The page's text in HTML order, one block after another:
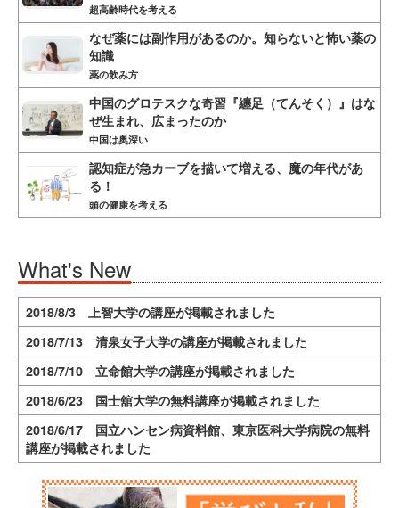
超高齢時代を考える
なぜ薬には副作用があるのか。知らないと怖い薬の
知識
薬の飲み方
中国のグロテスクな奇習『纏足（てんそく）』はな
ぜ生まれ、広まったのか
中国は奥深い
認知症が急カーブを描いて増える、魔の年代があ
る！
頭の健康を考える
What's New
2018/8/3 上智大学の講座が掲載されました
2018/7/13 清泉女子大学の講座が掲載されました
2018/7/10 立命館大学の講座が掲載されました
2018/6/23 国士舘大学の無料講座が掲載されました
2018/6/17 国立ハンセン病資料館、東京医科大学病院の無料
講座が掲載されました